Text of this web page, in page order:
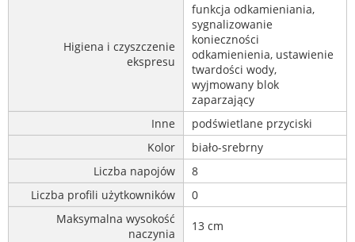
Higiena i czyszczenie
ekspresu
funkcja odkamieniania,
sygnalizowanie
konieczności
odkamienienia, ustawienie
twardości wody,
wyjmowany blok
zaparzający
Inne
podświetlane przyciski
Kolor
biało-srebrny
Liczba napojów
8
Liczba profili użytkowników
0
Maksymalna wysokość
naczynia
13 cm